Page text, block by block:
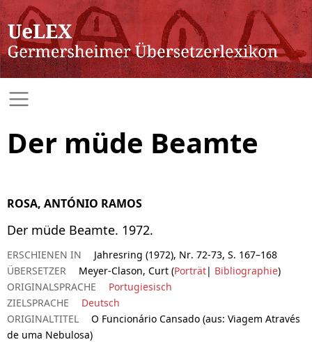
Der müde Beamte
ROSA, ANTÓNIO RAMOS
Der müde Beamte. 1972.
ERSCHIENEN IN
Jahresring (1972), Nr. 72-73, S. 167–168
ÜBERSETZER
Meyer-Clason, Curt (Porträt| Bibliographie)
ORIGINALSPRACHE
Portugiesisch
ZIELSPRACHE
Deutsch
ORIGINALTITEL
O Funcionário Cansado (aus: Viagem Através
de uma Nebulosa)